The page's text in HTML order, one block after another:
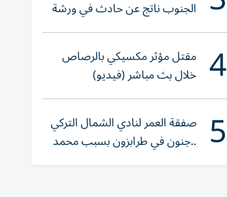
الجنوب ناتج عن حادث في ورشة
ولا إصابات
4 مقتل مؤثر مكسيكي بالرصاص
خلال بث مباشر (فيديو)
5 صفقة العمر لنادي الشمال التركي
..جنون في طرابزون بسبب محمد